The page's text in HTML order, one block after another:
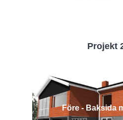
Projekt
Före - Baksida